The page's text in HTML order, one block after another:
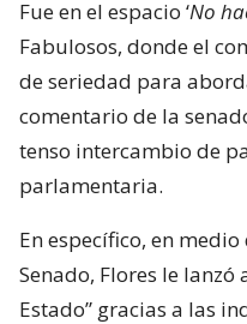
Fue en el espacio ‘No
Fabulosos, donde el
de seriedad para
comentario de la
tenso intercambio de
parlamentaria.
En específico, en
Senado, Flores le
Estado” gracias a las